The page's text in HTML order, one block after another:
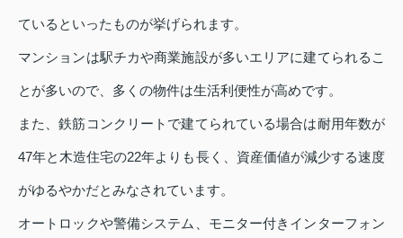
ているといったものが挙げられます。
マンションは駅チカや商業施設が多いエリアに建てられるこ
とが多いので、多くの物件は生活利便性が高めです。
また、鉄筋コンクリートで建てられている場合は耐用年数が
47年と木造住宅の22年よりも長く、資産価値が減少する速度
がゆるやかだとみなされています。
オートロックや警備システム、モニター付きインターフォン